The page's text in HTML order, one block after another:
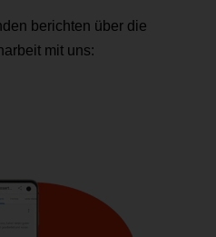
berichten über die
mit uns: